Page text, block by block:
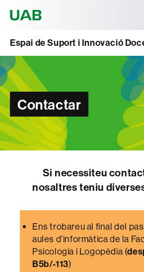
Espai de Suport i Innovació
Contactar
Si necessiteu
nosaltres teniu
Ens trobareu al final del
aules d’informàtica de la
Psicologia i Logopèdia (
B5b/-113)